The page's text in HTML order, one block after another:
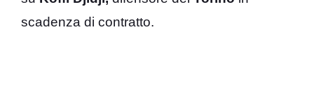
scadenza di contratto.